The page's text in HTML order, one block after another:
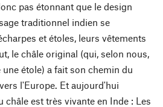
pas étonnant que le design
traditionnel indien se
et étoles, leurs vêtements
le châle original (qui, selon nous,
étole) a fait son chemin du
l'Europe. Et aujourd'hui
châle est très vivante en Inde : Les